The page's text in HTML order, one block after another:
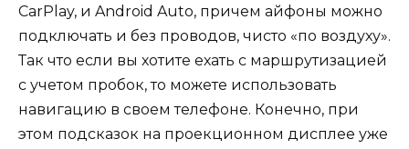
CarPlay, и Android Auto, причем айфоны можно
подключать и без проводов, чисто «по воздуху».
Так что если вы хотите ехать с маршрутизацией
с учетом пробок, то можете использовать
навигацию в своем телефоне. Конечно, при
этом подсказок на проекционном дисплее уже